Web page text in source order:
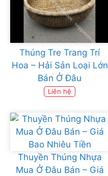
Thúng Tre Trang Trí
Hoa – Hải Sản Loại Lớn
Bán Ở Đâu
Liên hệ
Thuyền Thúng Nhựa
Mua Ở Đâu Bán – Giá